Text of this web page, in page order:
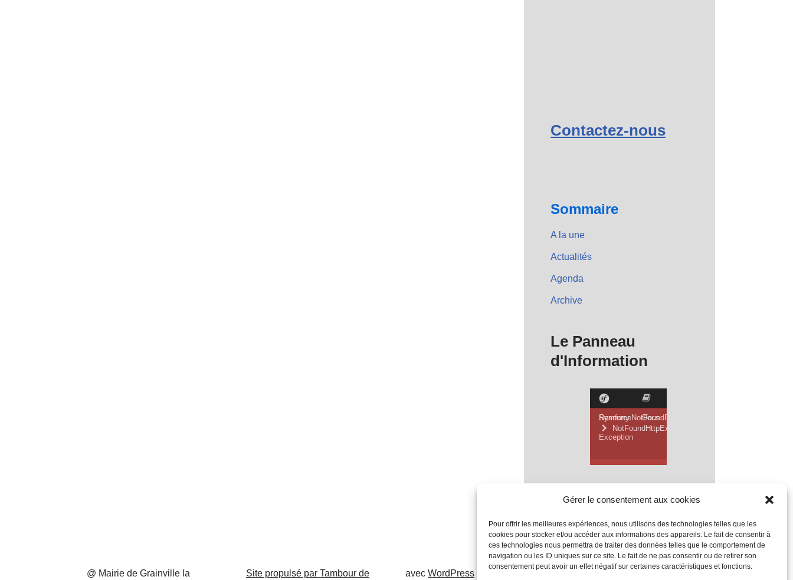
Gérer le consentement aux cookies
Pour offrir les meilleures expériences, nous utilisons des technologies telles que les
cookies pour stocker et/ou accéder aux informations des appareils. Le fait de consentir à
ces technologies nous permettra de traiter des données telles que le comportement de
navigation ou les ID uniques sur ce site. Le fait de ne pas consentir ou de retirer son
consentement peut avoir un effet négatif sur certaines caractéristiques et fonctions.
Contactez-nous
Sommaire
A la une
Actualités
Agenda
Archive
Le Panneau
d'Information
@ Mairie de Grainville la Site propulsé par Tambour de avec WordPress Mentions Légales